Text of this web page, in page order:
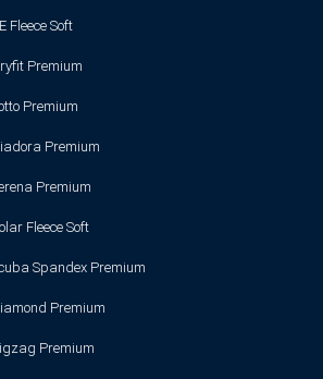
Fleece Soft
Premium
Premium
Premium
Premium
Fleece Soft
Spandex Premium
Premium
Premium